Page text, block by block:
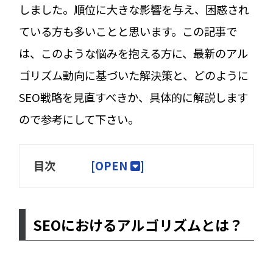
しました。順位に大きな影響を与え、困惑され
ている方も多いことと思います。この記事で
は、このような悩みを抱える方に、最新のアル
ゴリズム動向に基づいた解決策と、どのように
SEO戦略を見直すべきか、具体的に解説します
ので参考にして下さい。
目次 [OPEN ]
SEOにおけるアルゴリズムとは？